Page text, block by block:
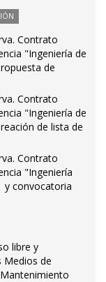
Contrato
"Ingeniería de
de
Contrato
"Ingeniería de
de lista de
Contrato
"Ingeniería
y convocatoria
libre y
Medios de